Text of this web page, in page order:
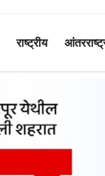
राष्ट्रीय